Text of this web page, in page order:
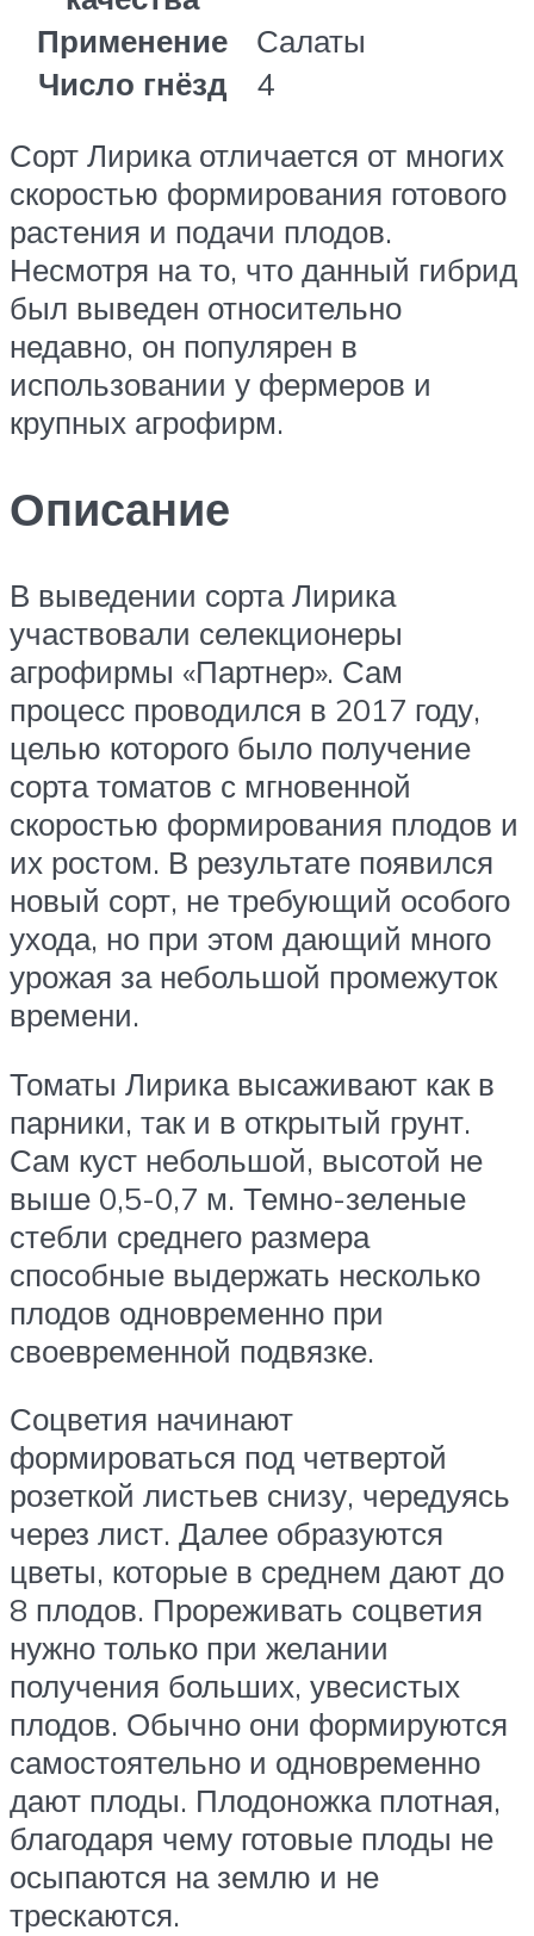
Применение
Салаты
Число гнёзд
4
Сорт Лирика отличается от многих
скоростью формирования готового
растения и подачи плодов.
Несмотря на то, что данный гибрид
был выведен относительно
недавно, он популярен в
использовании у фермеров и
крупных агрофирм.
Описание
В выведении сорта Лирика
участвовали селекционеры
агрофирмы «Партнер». Сам
процесс проводился в 2017 году,
целью которого было получение
сорта томатов с мгновенной
скоростью формирования плодов и
их ростом. В результате появился
новый сорт, не требующий особого
ухода, но при этом дающий много
урожая за небольшой промежуток
времени.
Томаты Лирика высаживают как в
парники, так и в открытый грунт.
Сам куст небольшой, высотой не
выше 0,5-0,7 м. Темно-зеленые
стебли среднего размера
способные выдержать несколько
плодов одновременно при
своевременной подвязке.
Соцветия начинают
формироваться под четвертой
розеткой листьев снизу, чередуясь
через лист. Далее образуются
цветы, которые в среднем дают до
8 плодов. Прореживать соцветия
нужно только при желании
получения больших, увесистых
плодов. Обычно они формируются
самостоятельно и одновременно
дают плоды. Плодоножка плотная,
благодаря чему готовые плоды не
осыпаются на землю и не
трескаются.